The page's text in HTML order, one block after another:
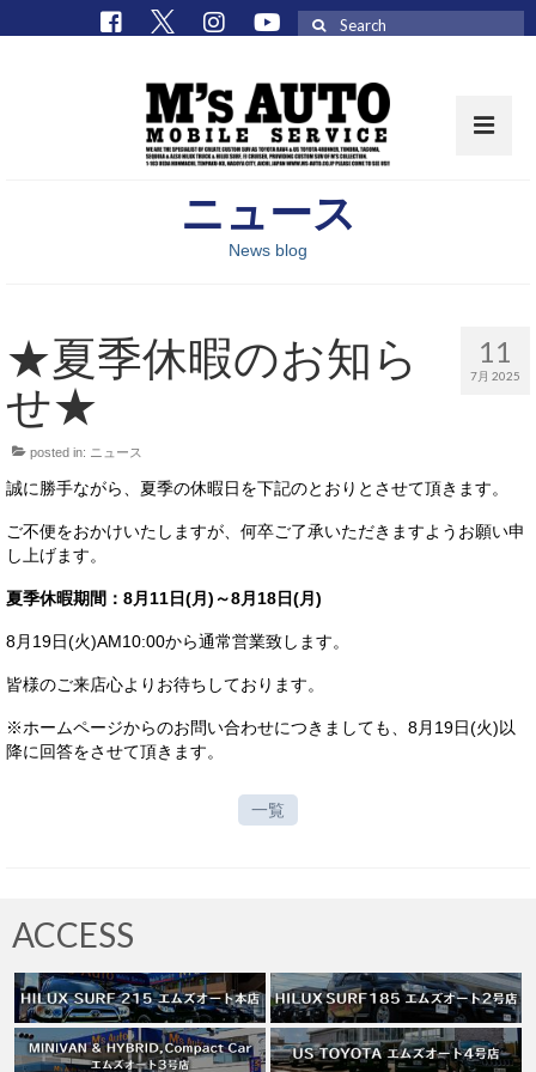
M’sCollectionパーツ一覧
エムズオート
M’sCollection
サービス・保証
買取のご案内
店舗情報
会社概要
イベント
ニュース
スタッフブログ
ニュース
News blog
11
7月 2025
★夏季休暇のお知ら
せ★
posted in: ニュース
誠に勝手ながら、夏季の休暇日を下記のとおりとさせて頂きます。
ご不便をおかけいたしますが、何卒ご了承いただきますようお願い申
し上げます。
夏季休暇期間：8月11日(月)～8月18日(月)
8月19日(火)AM10:00から通常営業致します。
皆様のご来店心よりお待ちしております。
※ホームページからのお問い合わせにつきましても、8月19日(火)以
降に回答をさせて頂きます。
一覧
ACCESS